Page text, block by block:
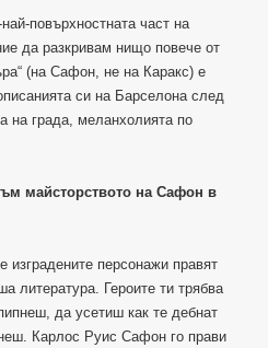
повърхностната част на
да разкривам нищо повече от
(на Сафон, не на Каракс) е
си на Барселона след
на града, меланхолията по
майсторството на Сафон в
изградените персонажи правят
литература. Героите ти трябва
да усетиш как те дебнат
Карлос Руис Сафон го прави